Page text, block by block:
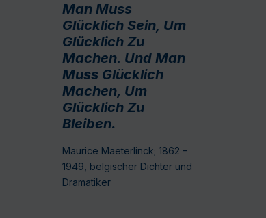
Man Muss
Glücklich Sein, Um
Glücklich Zu
Machen. Und Man
Muss Glücklich
Machen, Um
Glücklich Zu
Bleiben.
Maurice Maeterlinck; 1862 –
1949, belgischer Dichter und
Dramatiker